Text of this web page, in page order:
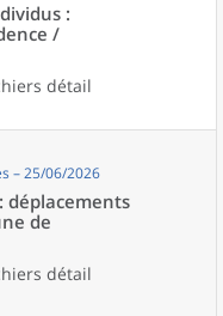
:
/
détail
– 25/06/2026
déplacements
de
détail